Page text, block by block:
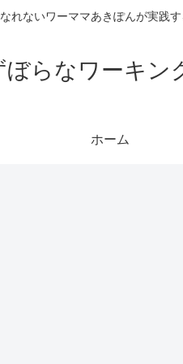
れないワーママあきぽんが実践
ぼらなワーキン
ホーム